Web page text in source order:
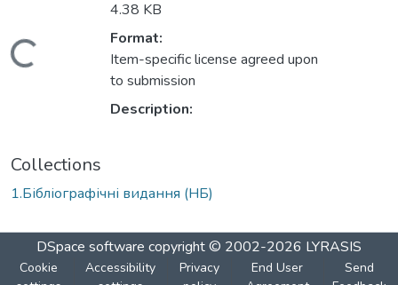
Loading...
4.38 KB
Format:
Item-specific license agreed upon
to submission
Description:
Collections
1.Бібліографічні видання (НБ)
DSpace software copyright © 2002-2026 LYRASIS
Cookie
Accessibility
Privacy
End User
Send